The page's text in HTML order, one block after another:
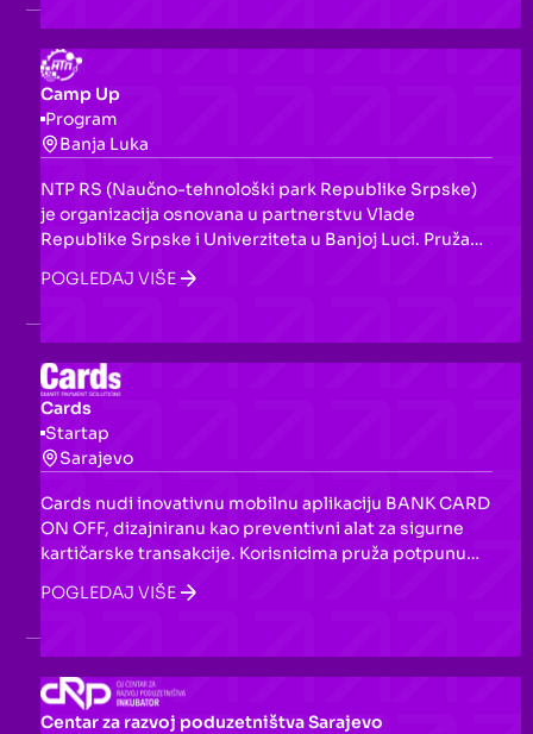
sindikovana ulaganja, pitch sesije i godišnji Business
Angel Summit.
Camp Up
Program
Banja Luka
NTP RS (Naučno-tehnološki park Republike Srpske)
je organizacija osnovana u partnerstvu Vlade
Republike Srpske i Univerziteta u Banjoj Luci. Pruža
podršku startapovima i preduzetnicima kroz
inovativne prostore, resurse i individualizovane
osnivanje kompanija i povezivanje s investitorima.
POGLEDAJ VIŠE
Cards
Startap
Sarajevo
Cards nudi inovativnu mobilnu aplikaciju BANK CARD
ON OFF, dizajniranu kao preventivni alat za sigurne
kartičarske transakcije. Korisnicima pruža potpunu
kontrolu i monitoring bankovnih kartica 24/7, uz
mogućnost postavljanja sigurnosnih parametara,
reagovanja na potencijalnu prevaru direktno s
telefona.
POGLEDAJ VIŠE
Centar za razvoj poduzetništva Sarajevo